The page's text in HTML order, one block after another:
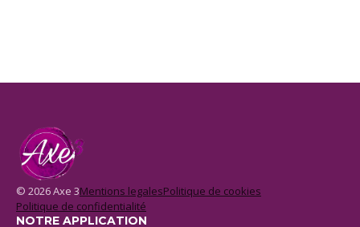
© 2026 Axe 3Mentions legalesPolitique de cookies
Politique de confidentialité
NOTRE APPLICATION